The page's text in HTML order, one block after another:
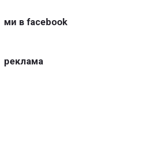
ми в facebook
реклама